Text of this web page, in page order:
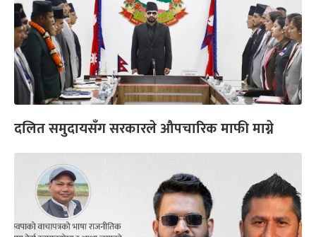
दलित समुदायसँग सरकारले औपचारिक माफी माग्ने